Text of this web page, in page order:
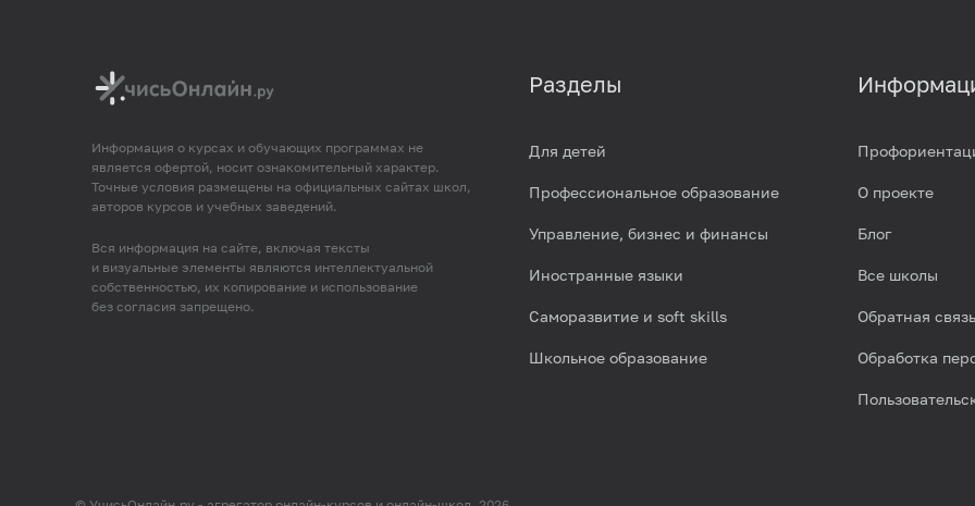
Информация о курсах и обучающих программах не
является офертой, носит ознакомительный характер.
Точные условия размещены на официальных сайтах школ,
авторов курсов и учебных заведений.
Вся информация на сайте, включая тексты
и визуальные элементы являются интеллектуальной
собственностью, их копирование и использование
без согласия запрещено.
Разделы
Для детей
Профессиональное образование
Управление, бизнес и финансы
Иностранные языки
Саморазвитие и soft skills
Школьное образование
О проекте
Блог
Все школы
Обратная связь
Обработка